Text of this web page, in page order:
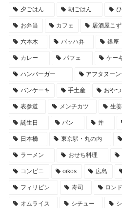
夕ごはん 朝ごはん
お弁当 カフェ 居酒屋こ
六本木 バッハ弁 銀座
カレー パフェ ケー
ハンバーガー アフタヌー
パンケーキ 手土産 おやつ
表参道 メンチカツ 生
誕生日 パン 丼
日本橋 東京駅・丸の内
ラーメン おせち料理
コンビニ oikos 広島
フィリピン 寿司 ロン
オムライス シチュー